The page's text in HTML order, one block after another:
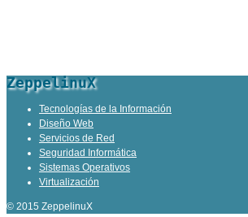
ZeppelinuX
Tecnologías de la Información
Diseño Web
Servicios de Red
Seguridad Informática
Sistemas Operativos
Virtualización
© 2015 ZeppelinuX